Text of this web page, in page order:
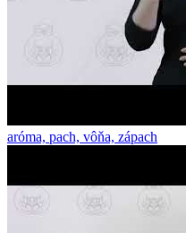
aróma, pach, vôňa, zápach